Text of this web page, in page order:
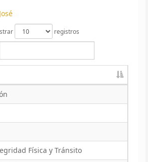
registros
Física y Tránsito